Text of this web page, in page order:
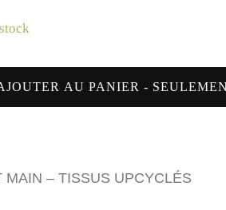
AU PANIER -
MAIN – TISSUS UPCYCLÉS